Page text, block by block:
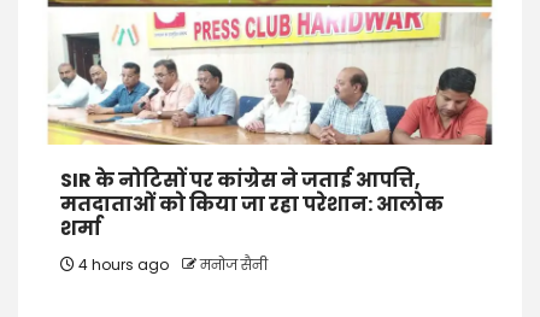
SIR के नोटिसों पर कांग्रेस ने जताई आपत्ति,
मतदाताओं को किया जा रहा परेशान: आलोक
शर्मा
4 hours ago मनोज सैनी